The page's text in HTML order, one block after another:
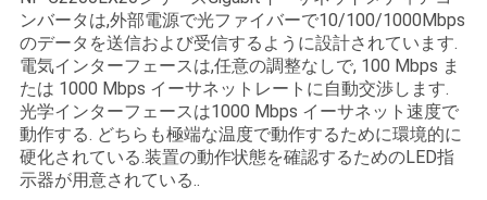
し
な
さ
い
ンバータは,外部電源で光ファイバーで10/100/1000Mbps
のデータを送信および受信するように設計されています.
電気インターフェースは,任意の調整なしで, 100 Mbps ま
たは 1000 Mbps イーサネットレートに自動交渉します.
光学インターフェースは1000 Mbps イーサネット速度で
動作する. どちらも極端な温度で動作するために環境的に
硬化されている.装置の動作状態を確認するためのLED指
示器が用意されている..